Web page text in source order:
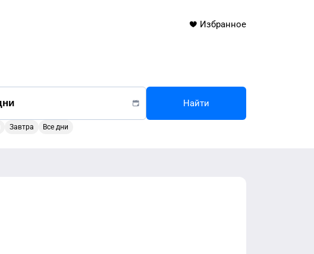
Избранное
Завтра Все дни
Найти